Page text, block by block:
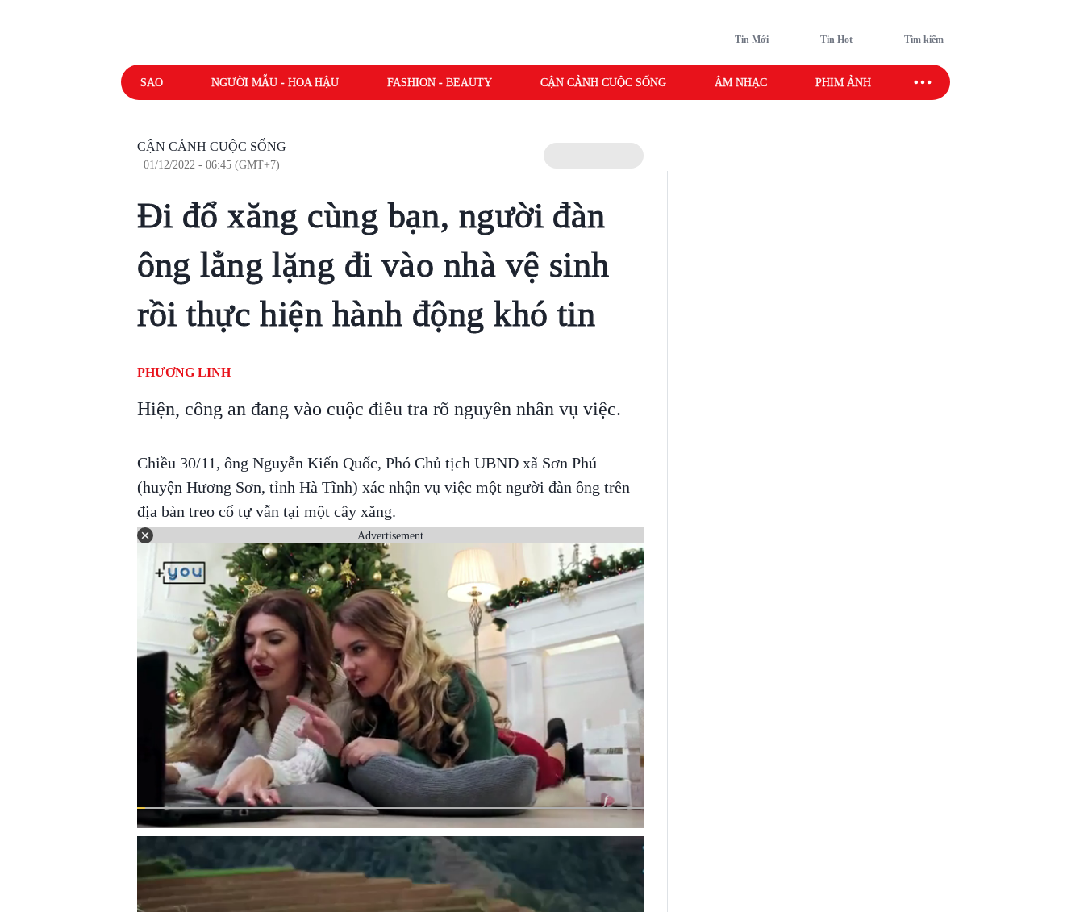
Tin Mới Tin Hot Tìm kiếm
SAO NGƯỜI MẪU - HOA HẬU FASHION - BEAUTY CẬN CẢNH CUỘC SỐNG ÂM NHẠC PHIM ẢNH SAO SPORT
CẬN CẢNH CUỘC SỐNG
01/12/2022 - 06:45 (GMT+7)
Đi đổ xăng cùng bạn, người đàn
ông lẳng lặng đi vào nhà vệ sinh
rồi thực hiện hành động khó tin
PHƯƠNG LINH
Hiện, công an đang vào cuộc điều tra rõ nguyên nhân vụ việc.
Chiều 30/11, ông Nguyễn Kiến Quốc, Phó Chủ tịch UBND xã Sơn Phú
(huyện Hương Sơn, tỉnh Hà Tĩnh) xác nhận vụ việc một người đàn ông trên
địa bàn treo cổ tự vẫn tại một cây xăng.
Advertisement